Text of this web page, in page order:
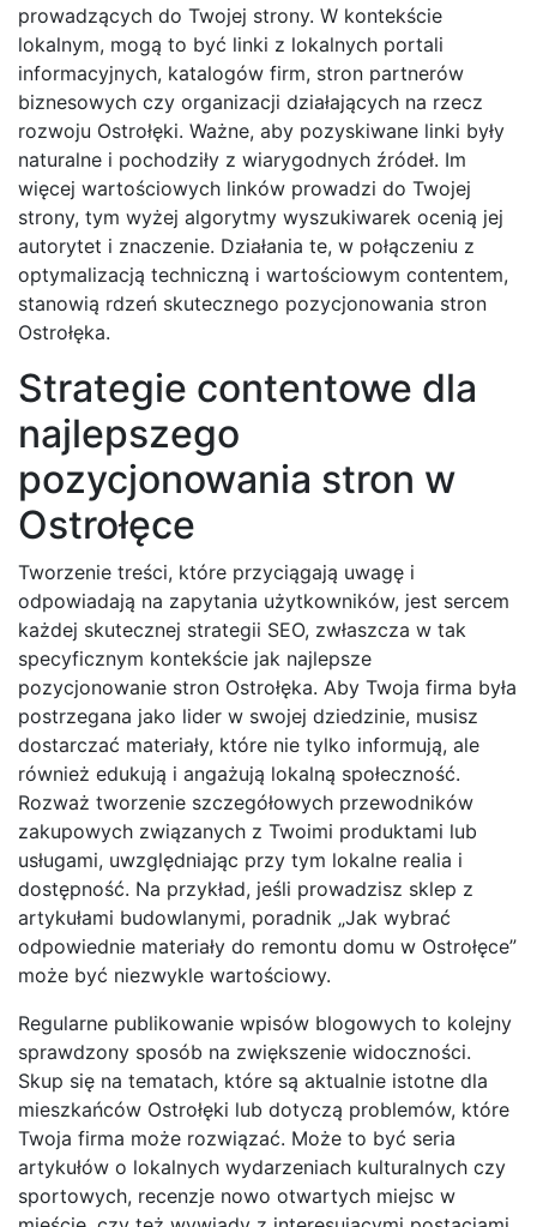
prowadzących do Twojej strony. W kontekście
lokalnym, mogą to być linki z lokalnych portali
informacyjnych, katalogów firm, stron partnerów
biznesowych czy organizacji działających na rzecz
rozwoju Ostrołęki. Ważne, aby pozyskiwane linki były
naturalne i pochodziły z wiarygodnych źródeł. Im
więcej wartościowych linków prowadzi do Twojej
strony, tym wyżej algorytmy wyszukiwarek ocenią jej
autorytet i znaczenie. Działania te, w połączeniu z
optymalizacją techniczną i wartościowym contentem,
stanowią rdzeń skutecznego pozycjonowania stron
Ostrołęka.
Strategie contentowe dla
najlepszego
pozycjonowania stron w
Ostrołęce
Tworzenie treści, które przyciągają uwagę i
odpowiadają na zapytania użytkowników, jest sercem
każdej skutecznej strategii SEO, zwłaszcza w tak
specyficznym kontekście jak najlepsze
pozycjonowanie stron Ostrołęka. Aby Twoja firma była
postrzegana jako lider w swojej dziedzinie, musisz
dostarczać materiały, które nie tylko informują, ale
również edukują i angażują lokalną społeczność.
Rozważ tworzenie szczegółowych przewodników
zakupowych związanych z Twoimi produktami lub
usługami, uwzględniając przy tym lokalne realia i
dostępność. Na przykład, jeśli prowadzisz sklep z
artykułami budowlanymi, poradnik „Jak wybrać
odpowiednie materiały do remontu domu w Ostrołęce”
może być niezwykle wartościowy.
Regularne publikowanie wpisów blogowych to kolejny
sprawdzony sposób na zwiększenie widoczności.
Skup się na tematach, które są aktualnie istotne dla
mieszkańców Ostrołęki lub dotyczą problemów, które
Twoja firma może rozwiązać. Może to być seria
artykułów o lokalnych wydarzeniach kulturalnych czy
sportowych, recenzje nowo otwartych miejsc w